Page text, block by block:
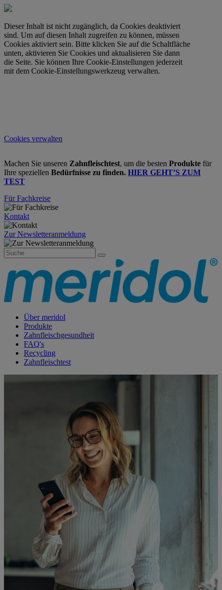
Dieser Inhalt ist nicht zugänglich, da Cookies deaktiviert
sind. Um auf diesen Inhalt zugreifen zu können, müssen
Cookies aktiviert sein. Bitte klicken Sie auf die Schaltfläche
unten, aktivieren Sie Cookies und aktualisieren Sie dann
die Seite. Sie können Ihre Cookie-Einstellungen jederzeit
mit dem Cookie-Einstellungswerkzeug verwalten.
Cookies verwalten
Machen Sie unseren Zahnfleischtest, um die besten Produkte für
Ihre speziellen Bedürfnisse zu finden. HIER GEHT’S ZUM
TEST
Für Fachkreise
Kontakt
Zur Newsletteranmeldung
Über meridol
Produkte
Zahnfleischgesundheit
FAQ's
Recycling
Zahnfleischtest